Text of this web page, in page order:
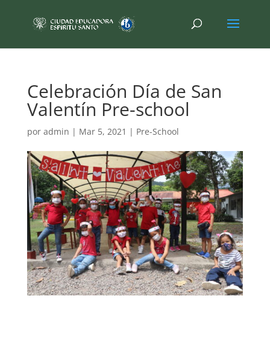
Celebración Día de San
Valentín Pre-school
por admin | Mar 5, 2021 | Pre-School